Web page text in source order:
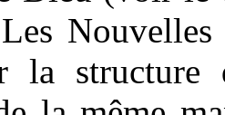
Nouvelles
la structure